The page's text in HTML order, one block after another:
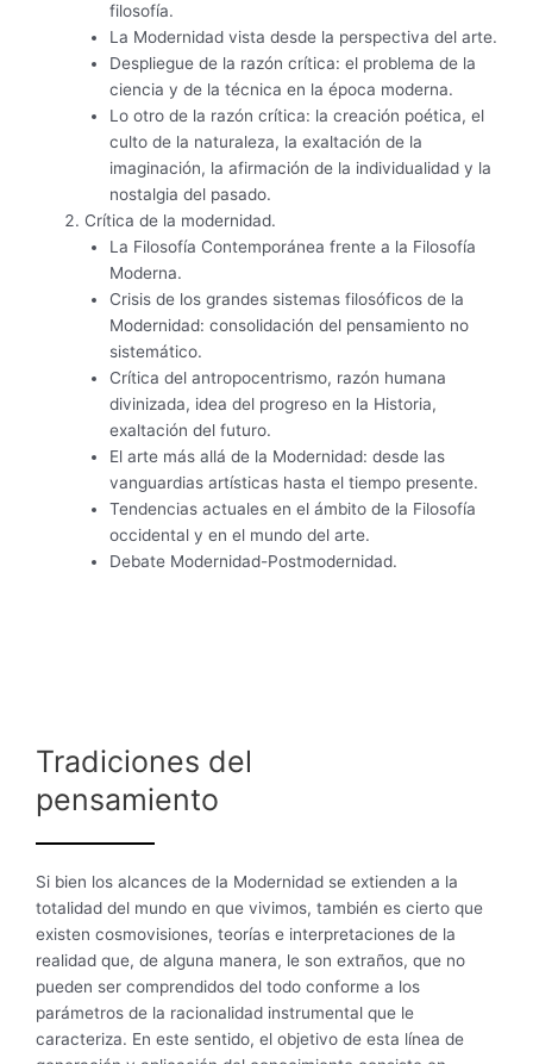
filosofía.
La Modernidad vista desde la perspectiva del arte.
Despliegue de la razón crítica: el problema de la
ciencia y de la técnica en la época moderna.
Lo otro de la razón crítica: la creación poética, el
culto de la naturaleza, la exaltación de la
imaginación, la afirmación de la individualidad y la
nostalgia del pasado.
Crítica de la modernidad.
La Filosofía Contemporánea frente a la Filosofía
Moderna.
Crisis de los grandes sistemas filosóficos de la
Modernidad: consolidación del pensamiento no
sistemático.
Crítica del antropocentrismo, razón humana
divinizada, idea del progreso en la Historia,
exaltación del futuro.
El arte más allá de la Modernidad: desde las
vanguardias artísticas hasta el tiempo presente.
Tendencias actuales en el ámbito de la Filosofía
occidental y en el mundo del arte.
Debate Modernidad-Postmodernidad.
Tradiciones del
pensamiento
Si bien los alcances de la Modernidad se extienden a la
totalidad del mundo en que vivimos, también es cierto que
existen cosmovisiones, teorías e interpretaciones de la
realidad que, de alguna manera, le son extraños, que no
pueden ser comprendidos del todo conforme a los
parámetros de la racionalidad instrumental que le
caracteriza. En este sentido, el objetivo de esta línea de